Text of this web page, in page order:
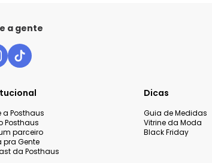
a gente
a Posthaus
Posthaus
parceiro
pra Gente
da Posthaus
Dicas
Guia de Medidas
Vitrine da Moda
Black Friday